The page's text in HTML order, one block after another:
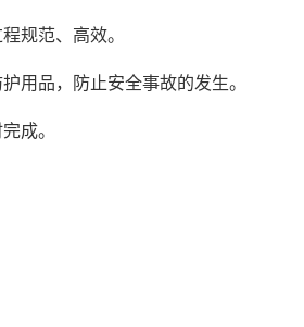
规范、高效。
用品，防止安全事故的发生。
成。